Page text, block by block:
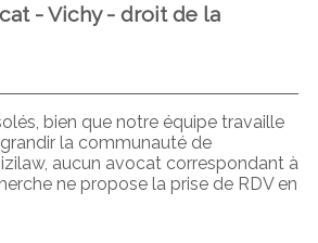
- Vichy - droit de la
bien que notre équipe travaille
la communauté de
aucun avocat correspondant à
ne propose la prise de RDV en